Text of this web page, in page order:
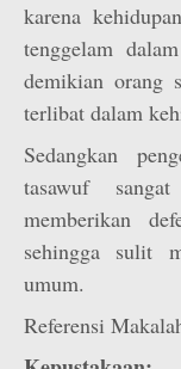
karena
tenggelam
demikian orang
terlibat dalam
Sedangkan
tasawuf
memberikan
sehingga sulit
umum.
Referensi